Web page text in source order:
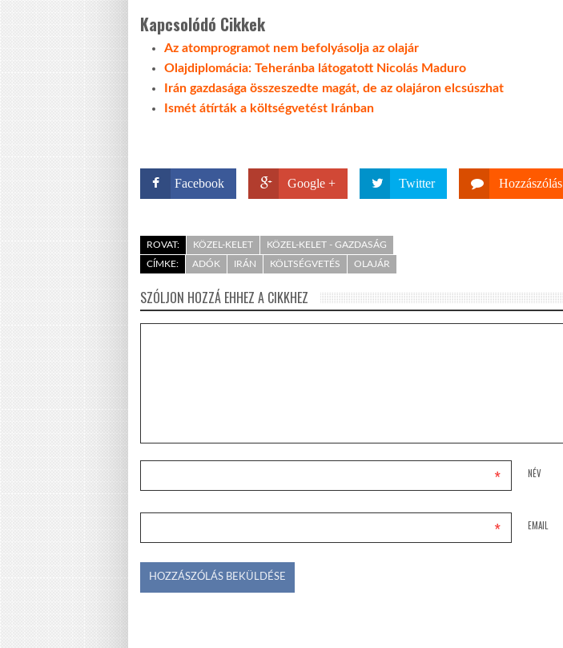
Kapcsolódó Cikkek
Az atomprogramot nem befolyásolja az olajár
Olajdiplomácia: Teheránba látogatott Nicolás Maduro
Irán gazdasága összeszedte magát, de az olajáron elcsúszhat
Ismét átírták a költségvetést Iránban
Facebook Google + Twitter Hozzászólás
ROVAT: KÖZEL-KELET
KÖZEL-KELET - GAZDASÁG
CÍMKE:
ADÓK IRÁN KÖLTSÉGVETÉS OLAJÁR
SZÓLJON HOZZÁ EHHEZ A CIKKHEZ
NÉV
*
EMAIL
*